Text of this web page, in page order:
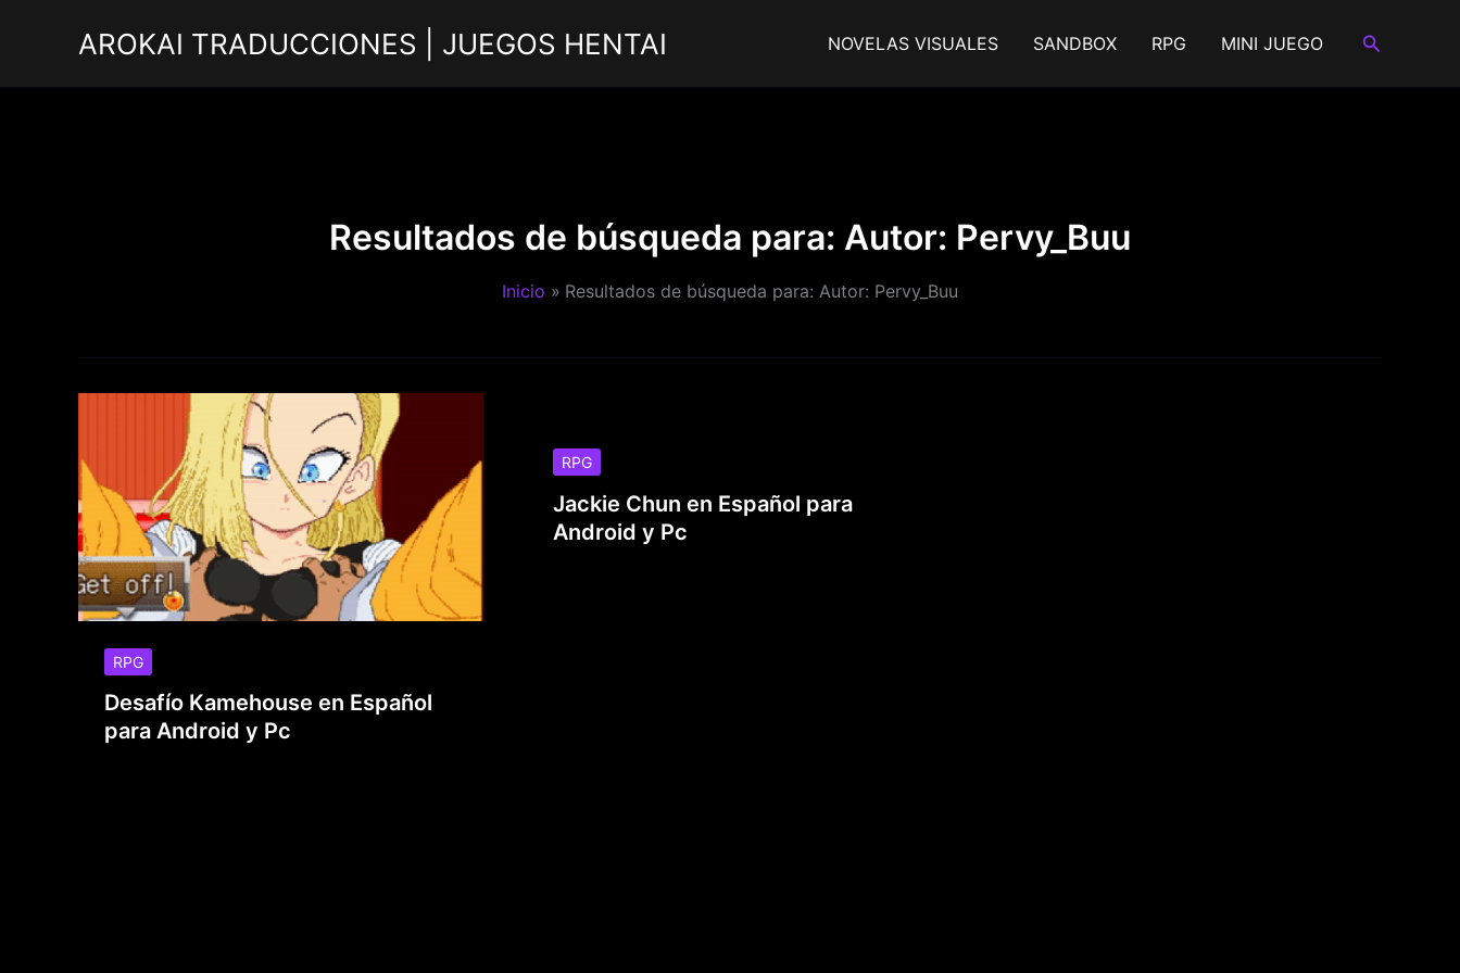
AROKAI TRADUCCIONES | JUEGOS HENTAI NOVELAS VISUALES SANDBOX RPG MINI JUEGO Buscar
Resultados de búsqueda para: Autor: Pervy_Buu
Inicio Resultados de búsqueda para: Autor: Pervy_Buu
RPG
Desafío Kamehouse en Español
para Android y Pc
RPG
Jackie Chun en Español para
Android y Pc